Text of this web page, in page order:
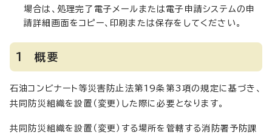
場合は、処理完了電子メールまたは電子申請システムの申
請詳細画面をコピー、印刷または保存をしてください。
1 概要
石油コンビナート等災害防止法第19条第3項の規定に基づき、
共同防災組織を設置（変更）した際に必要となります。
共同防災組織を設置（変更）する場所を管轄する消防署予防課